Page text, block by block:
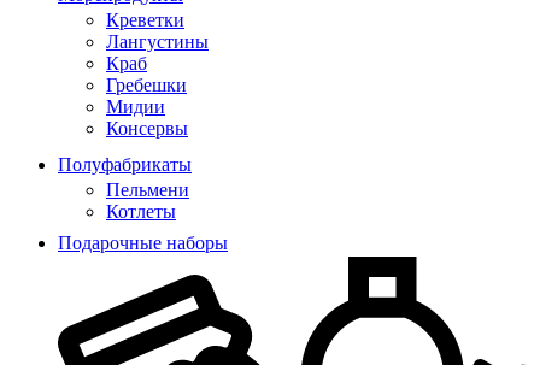
Креветки
Лангустины
Краб
Гребешки
Мидии
Консервы
Полуфабрикаты
Пельмени
Котлеты
Подарочные наборы